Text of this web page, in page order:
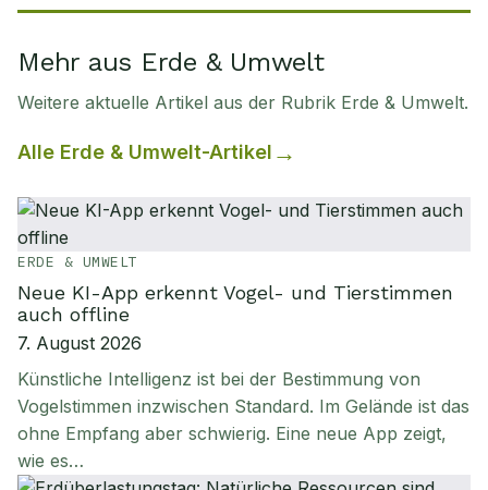
Mehr aus Erde & Umwelt
Weitere aktuelle Artikel aus der Rubrik Erde & Umwelt.
Alle Erde & Umwelt-Artikel
ERDE & UMWELT
Neue KI-App erkennt Vogel- und Tierstimmen
auch offline
7. August 2026
Künstliche Intelligenz ist bei der Bestimmung von
Vogelstimmen inzwischen Standard. Im Gelände ist das
ohne Empfang aber schwierig. Eine neue App zeigt,
wie es…